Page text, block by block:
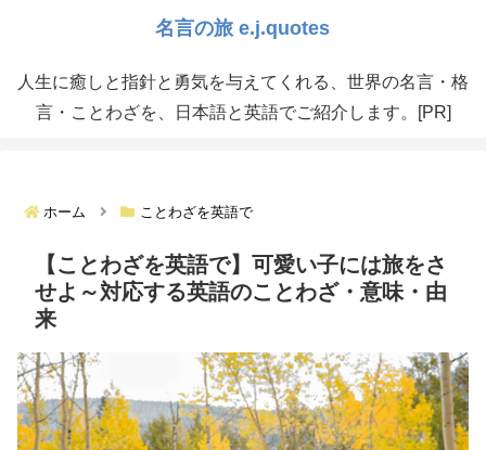
人生に癒しと指針と勇気を与えてくれる、世界の名言・格
言・ことわざを、日本語と英語でご紹介します。[PR]
ホーム ことわざを英語で
【ことわざを英語で】可愛い子には旅をさ
せよ～対応する英語のことわざ・意味・由
来